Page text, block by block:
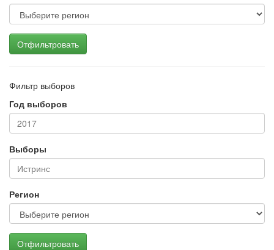
Отфильтровать
Фильтр выборов
Год выборов
Выборы
Регион
Отфильтровать